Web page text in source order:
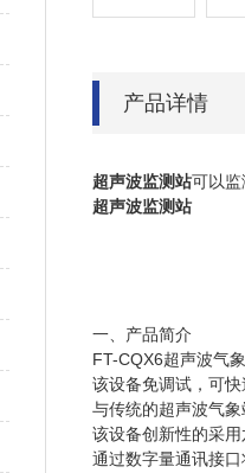
产品详情
超声波监测站可以
超声波监测站
一、产品简介
FT-CQX6超声波气
该设备免调试，可
与传统的超声波气
该设备创新性的采
通过数字量通讯接